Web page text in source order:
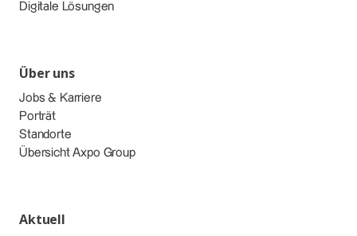
Digitale Lösungen
Über uns
Jobs & Karriere
Porträt
Standorte
Übersicht Axpo Group
Aktuell